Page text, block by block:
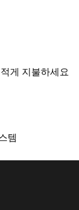
게 지불하세요
템